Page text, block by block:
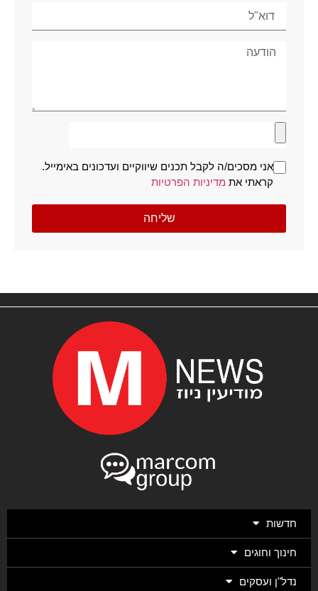
אני מסכים/ה לקבל תכנים שיווקיים ועדכונים באימייל.
קראתי את מדיניות הפרטיות
שליחה
חדשות
חינוך וחוגים
נדל"ן ועסקים